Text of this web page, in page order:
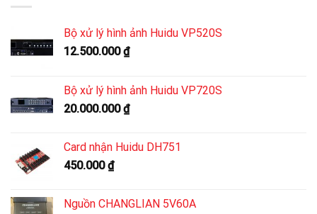
Bộ xử lý hình ảnh Huidu VP520S
12.500.000₫
Bộ xử lý hình ảnh Huidu VP720S
20.000.000₫
Card nhận Huidu DH751
450.000₫
Nguồn CHANGLIAN 5V60A